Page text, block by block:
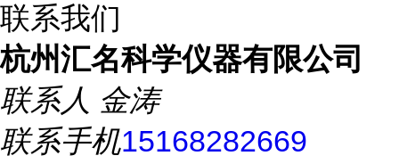
联系我们
杭州汇名科学仪器有限公司
联系人 金涛
联系手机15168282669